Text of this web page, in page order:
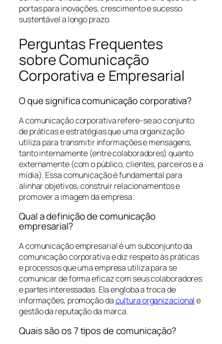
portas para inovações, crescimento e sucesso
sustentável a longo prazo.
Perguntas Frequentes
sobre Comunicação
Corporativa e Empresarial
O que significa comunicação corporativa?
A comunicação corporativa refere-se ao conjunto
de práticas e estratégias que uma organização
utiliza para transmitir informações e mensagens,
tanto internamente (entre colaboradores) quanto
externamente (com o público, clientes, parceiros e a
mídia). Essa comunicação é fundamental para
alinhar objetivos, construir relacionamentos e
promover a imagem da empresa.
Qual a definição de comunicação
empresarial?
A comunicação empresarial é um subconjunto da
comunicação corporativa e diz respeito às práticas
e processos que uma empresa utiliza para se
comunicar de forma eficaz com seus colaboradores
e partes interessadas. Ela engloba a troca de
informações, promoção dacultura organizacionale
gestão da reputação da marca.
Quais são os 7 tipos de comunicação?